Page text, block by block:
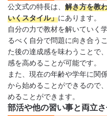
公文式の特長は、 解き方を教
いくスタイル」にあります。
自分の力で教材を解いていく
るべく自分で問題に向き合う
た後の達成感を味わうことで
感を高めることが可能です。
また、現在の年齢や学年に関
から始めることができるので
めることができます。
部活や他の習い事と両立